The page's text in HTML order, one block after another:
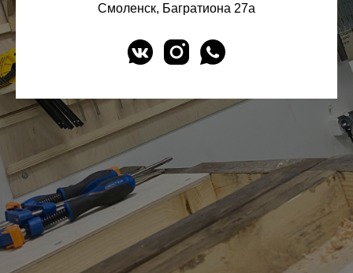
Смоленск, Багратиона 27а